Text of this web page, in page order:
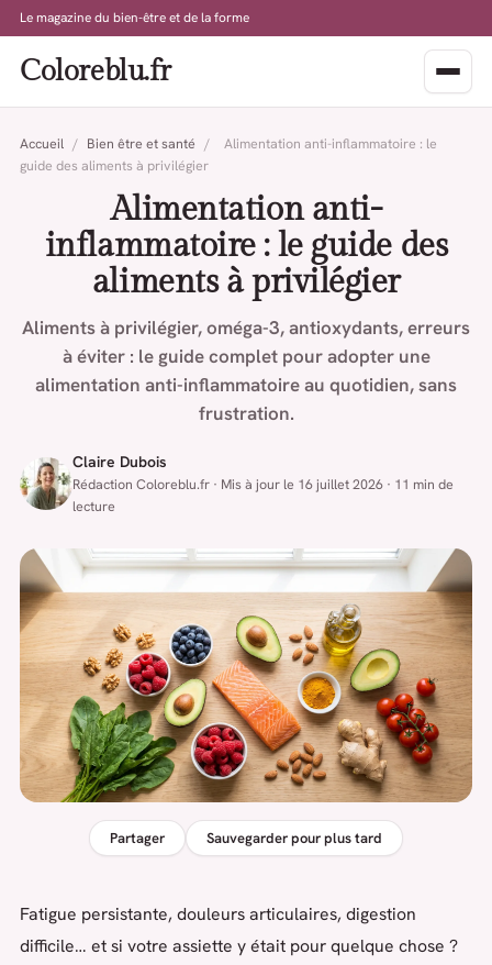
Le magazine du bien-être et de la forme
Coloreblu.fr
Accueil / Bien être et santé /
Alimentation anti-inflammatoire : le
guide des aliments à privilégier
Alimentation anti-
inflammatoire : le guide des
aliments à privilégier
Aliments à privilégier, oméga-3, antioxydants, erreurs
à éviter : le guide complet pour adopter une
alimentation anti-inflammatoire au quotidien, sans
frustration.
Claire Dubois
Rédaction Coloreblu.fr · Mis à jour le 16 juillet 2026 · 11 min de
lecture
Partager Sauvegarder pour plus tard
Fatigue persistante, douleurs articulaires, digestion
difficile… et si votre assiette y était pour quelque chose ?